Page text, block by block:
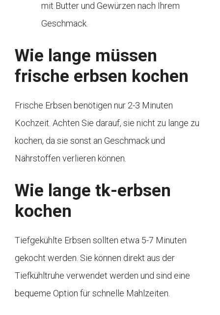
mit Butter und Gewürzen nach Ihrem
Geschmack.
Wie lange müssen
frische erbsen kochen
Frische Erbsen benötigen nur 2-3 Minuten
Kochzeit. Achten Sie darauf, sie nicht zu lange zu
kochen, da sie sonst an Geschmack und
Nährstoffen verlieren können.
Wie lange tk-erbsen
kochen
Tiefgekühlte Erbsen sollten etwa 5-7 Minuten
gekocht werden. Sie können direkt aus der
Tiefkühltruhe verwendet werden und sind eine
bequeme Option für schnelle Mahlzeiten.